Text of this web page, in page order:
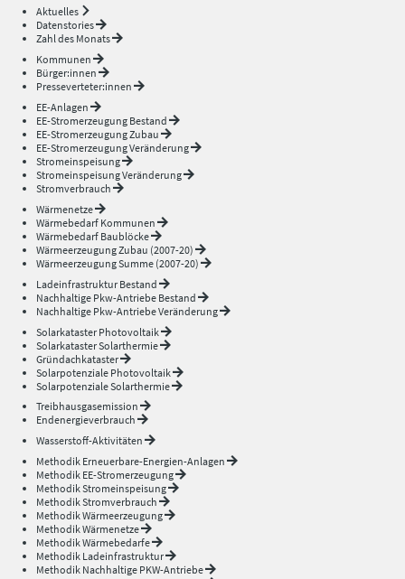
Aktuelles
Datenstories
Zahl des Monats
Kommunen
Bürger:innen
Presseverteter:innen
EE-Anlagen
EE-Stromerzeugung Bestand
EE-Stromerzeugung Zubau
EE-Stromerzeugung Veränderung
Stromeinspeisung
Stromeinspeisung Veränderung
Stromverbrauch
Wärmenetze
Wärmebedarf Kommunen
Wärmebedarf Baublöcke
Wärmeerzeugung Zubau (2007-20)
Wärmeerzeugung Summe (2007-20)
Ladeinfrastruktur Bestand
Nachhaltige Pkw-Antriebe Bestand
Nachhaltige Pkw-Antriebe Veränderung
Solarkataster Photovoltaik
Solarkataster Solarthermie
Gründachkataster
Solarpotenziale Photovoltaik
Solarpotenziale Solarthermie
Treibhausgasemission
Endenergieverbrauch
Wasserstoff-Aktivitäten
Methodik Erneuerbare-Energien-Anlagen
Methodik EE-Stromerzeugung
Methodik Stromeinspeisung
Methodik Stromverbrauch
Methodik Wärmeerzeugung
Methodik Wärmenetze
Methodik Wärmebedarfe
Methodik Ladeinfrastruktur
Methodik Nachhaltige PKW-Antriebe